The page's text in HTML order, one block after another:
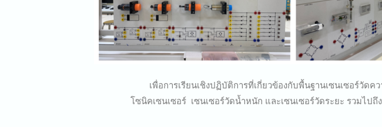
เพื่อการเรียนเชิงปฏิบัติการที่เกี่ยวข้องกับพื้นฐานเซนเซอร์วัดค
โซนิคเซนเซอร์ เซนเซอร์วัดน้ำหนัก และเซนเซอร์วัดระยะ รวมไปถึ